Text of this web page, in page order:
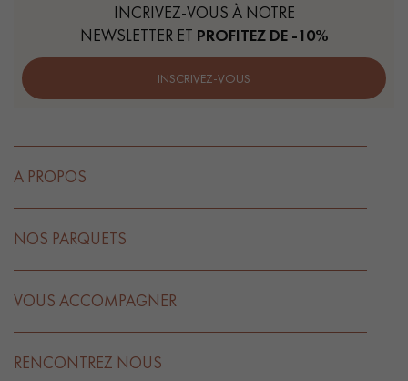
INCRIVEZ-VOUS À NOTRE
NEWSLETTER ET PROFITEZ DE -10%
INSCRIVEZ-VOUS
A PROPOS
NOS PARQUETS
VOUS ACCOMPAGNER
RENCONTREZ NOUS